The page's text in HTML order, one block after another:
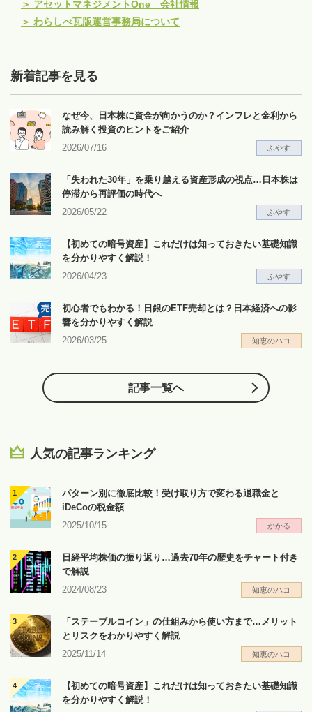
＞ アセットマネジメントOne 会社情報
＞ わらしべ瓦版運営事務局について
新着記事を見る
なぜ今、日本株に資金が向かうのか？インフレと金利から
読み解く投資のヒントをご紹介
2026/07/16
ふやす
「失われた30年」を乗り越える資産形成の視点…日本株は
停滞から再評価の時代へ
2026/05/22
ふやす
【初めての暗号資産】これだけは知っておきたい基礎知識
を分かりやすく解説！
2026/04/23
ふやす
初心者でもわかる！日銀のETF売却とは？日本経済への影
響を分かりやすく解説
2026/03/25
知恵のハコ
記事一覧へ
人気の記事ランキング
パターン別に徹底比較！受け取り方で変わる退職金と
iDeCoの税金額
2025/10/15
かかる
日経平均株価の振り返り…過去70年の歴史をチャート付き
で解説
2024/08/23
知恵のハコ
「ステーブルコイン」の仕組みから使い方まで…メリット
とリスクをわかりやすく解説
2025/11/14
知恵のハコ
【初めての暗号資産】これだけは知っておきたい基礎知識
を分かりやすく解説！